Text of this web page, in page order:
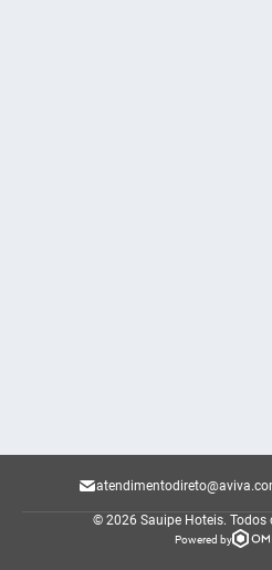
© 2026 Sauipe Hoteis. Todos
Powered by